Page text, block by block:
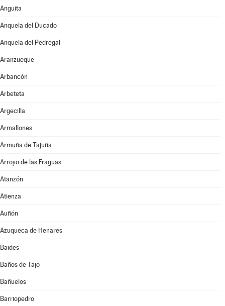
Anguita
Anquela del Ducado
Anquela del Pedregal
Aranzueque
Arbancón
Arbeteta
Argecilla
Armallones
Armuña de Tajuña
Arroyo de las Fraguas
Atanzón
Atienza
Auñón
Azuqueca de Henares
Baides
Baños de Tajo
Bañuelos
Barriopedro